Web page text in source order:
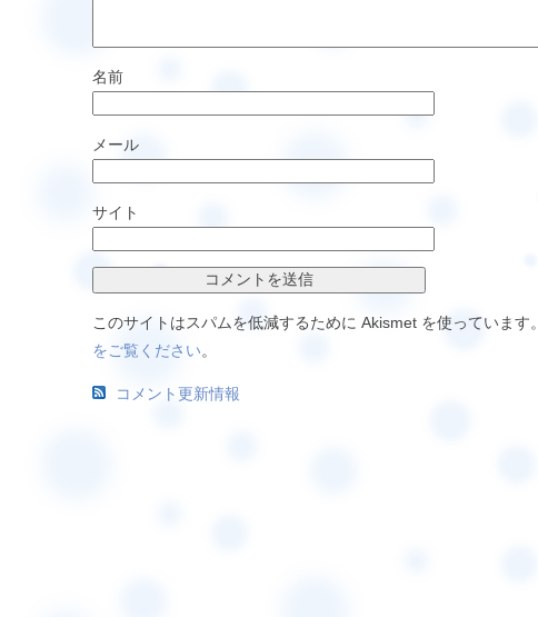
名前
メール
サイト
このサイトはスパムを低減するために Akismet を使っています。
をご覧ください。
コメント更新情報